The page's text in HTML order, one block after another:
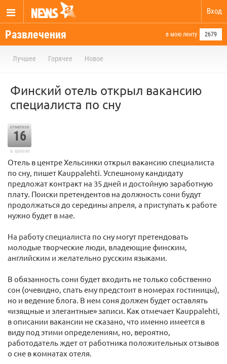
Вход
Развлечения в мою ленту 2679
Лучшее Горячее Новое
Финский отель открыл вакансию
специалиста по сну
отметили
16
в архиве
Отель в центре Хельсинки открыл вакансию специалиста
по сну, пишет Kauppalehti. Успешному кандидату
предложат контракт на 35 дней и достойную заработную
плату. Поиски претендентов на должность сони будут
продолжаться до середины апреля, а приступать к работе
нужно будет в мае.
На работу специалиста по сну могут претендовать
молодые творческие люди, владеющие финским,
английским и желательно русским языками.
В обязанность сони будет входить не только собственно
сон (очевидно, спать ему предстоит в номерах гостиницы),
но и ведение блога. В нем соня должен будет оставлять
«изящные и элегантные» записи. Как отмечает Kauppalehti,
в описании вакансии не сказано, что именно имеется в
виду под этими определениям, но, вероятно,
работодатель ждет от работника положительных отзывов
о сне в комнатах отеля.